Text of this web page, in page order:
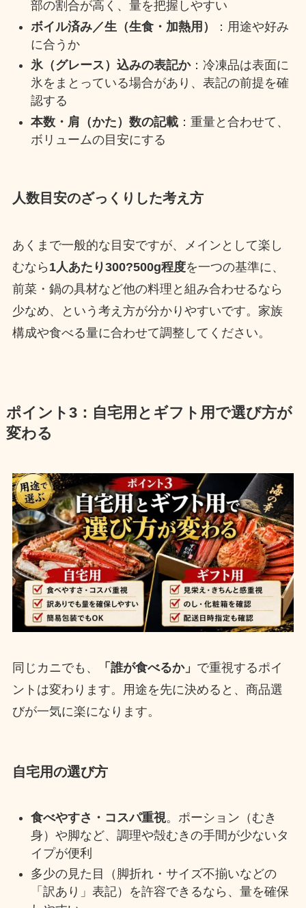
部の割合が高く、量を把握しやすい
ボイル済み／生（生食・加熱用）
：用途や好み
に合うか
氷（グレース）込みの表記か：冷凍品は表面に
氷をまとっている場合があり、表記の前提を確
認する
本数・肩（かた）数の記載：重量と合わせて、
ボリュームの目安にする
人数目安のざっくりした考え方
あくまで一般的な目安ですが、メインとして楽し
むなら 1人あたり300?500g程度を一つの基準に、
前菜・鍋の具材など他の料理と組み合わせるなら
少なめ、という考え方が分かりやすいです。家族
構成や食べる量に合わせて調整してください。
ポイント3：自宅用とギフト用で選び方が
変わる
同じカニでも、 「誰が食べるか」 で重視するポイ
ントは変わります。用途を先に決めると、商品選
びが一気に楽になります。
自宅用の選び方
食べやすさ・コスパ重視。ポーション（むき
身）や脚など、調理や殻むきの手間が少ないタ
イプが便利
多少の見た目（脚折れ・サイズ不揃いなどの
「訳あり」表記）を許容できるなら、量を確保